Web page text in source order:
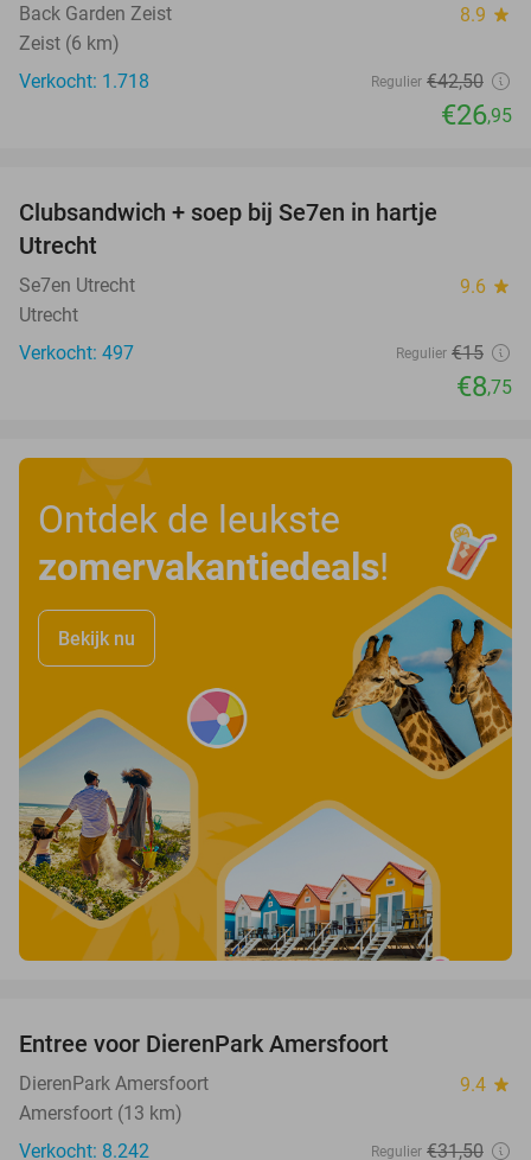
Back Garden Zeist 8.9 star
Zeist (6 km)
Verkocht: 1.718
Regulier €42,50
€26,95
Clubsandwich + soep bij Se7en in hartje
Utrecht
Se7en Utrecht 9.6 star
Utrecht
Verkocht: 497
Regulier €15
€8,75
Ontdek de leukste
zomervakantiedeals!
Bekijk nu
Entree voor DierenPark Amersfoort
DierenPark Amersfoort 9.4 star
Amersfoort (13 km)
Verkocht: 8.242
Regulier €31,50